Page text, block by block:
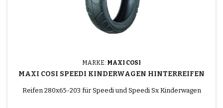
MARKE: MAXI COSI
MAXI COSI SPEEDI KINDERWAGEN HINTERREIFEN
Reifen 280x65-203 für Speedi und Speedi Sx Kinderwagen